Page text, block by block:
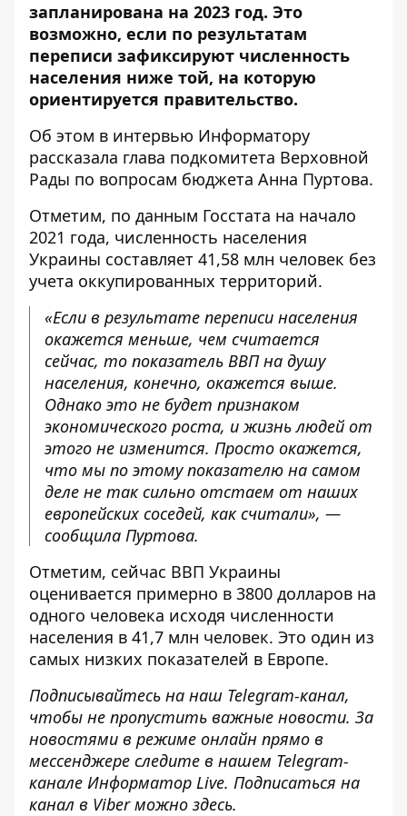
запланирована на 2023 год. Это
возможно, если по результатам
переписи зафиксируют численность
населения ниже той, на которую
ориентируется правительство.
Об этом в интервью Информатору
рассказала глава подкомитета Верховной
Рады по вопросам бюджета Анна Пуртова.
Отметим, по данным Госстата на начало
2021 года, численность населения
Украины составляет 41,58 млн человек без
учета оккупированных территорий.
«Если в результате переписи населения
окажется меньше, чем считается
сейчас, то показатель ВВП на душу
населения, конечно, окажется выше.
Однако это не будет признаком
экономического роста, и жизнь людей от
этого не изменится. Просто окажется,
что мы по этому показателю на самом
деле не так сильно отстаем от наших
европейских соседей, как считали», —
сообщила Пуртова.
Отметим, сейчас ВВП Украины
оценивается примерно в 3800 долларов на
одного человека исходя численности
населения в 41,7 млн человек. Это один из
самых низких показателей в Европе.
Подписывайтесь на наш Telegram-канал,
чтобы не пропустить важные новости. За
новостями в режиме онлайн прямо в
мессенджере следите в нашем Telegram-
канале Информатор Live. Подписаться на
канал в Viber можно здесь.